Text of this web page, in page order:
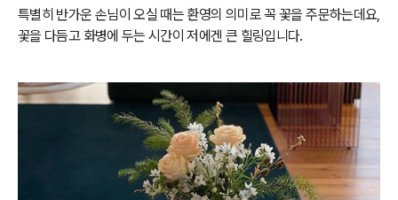
특별히 반가운 손님이 오실 때는 환영의 의미로 꼭 꽃을 주문하는데요,
꽃을 다듬고 화병에 두는 시간이 저에겐 큰 힐링입니다.